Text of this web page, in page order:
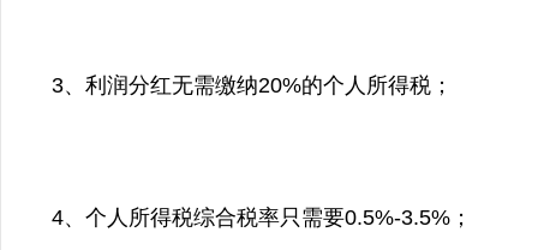
3、利润分红无需缴纳20%的个人所得税；
4、个人所得税综合税率只需要0.5%-3.5%；